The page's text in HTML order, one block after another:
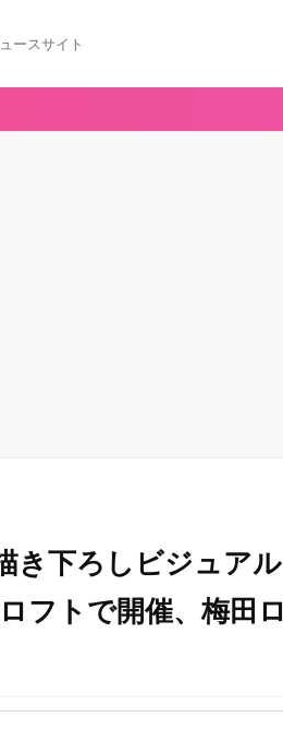
ースサイト
き下ろしビジュアル
フトで開催、梅田ロ